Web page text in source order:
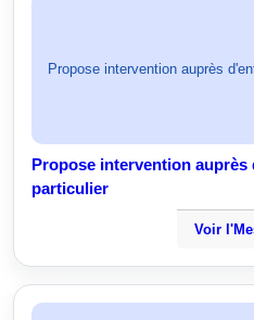
Propose intervention auprès
Propose intervention auprès
particulier
Voir